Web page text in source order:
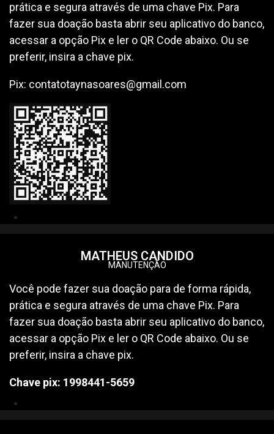
prática e segura através de uma chave Pix. Para
fazer sua doação basta abrir seu aplicativo do banco,
acessar a opção Pix e ler o QR Code abaixo. Ou se
preferir, insira a chave pix.
Pix: contatotaynasoares@gmail.com
MATHEUS CANDIDO
MANUTENÇÃO
Você pode fazer sua doação para de forma rápida,
prática e segura através de uma chave Pix. Para
fazer sua doação basta abrir seu aplicativo do banco,
acessar a opção Pix e ler o QR Code abaixo. Ou se
preferir, insira a chave pix.
Chave pix: 1998441-5659